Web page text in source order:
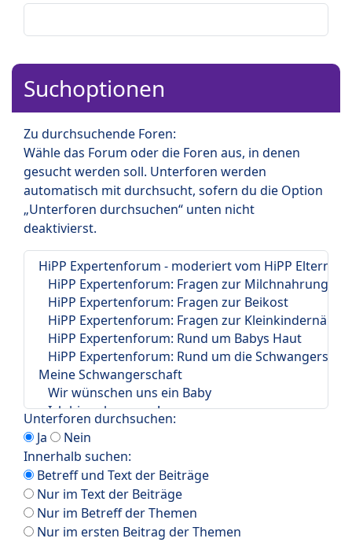
Suchoptionen
Zu durchsuchende Foren:
Wähle das Forum oder die Foren aus, in denen
gesucht werden soll. Unterforen werden
automatisch mit durchsucht, sofern du die Option
„Unterforen durchsuchen“ unten nicht
deaktivierst.
Unterforen durchsuchen:
Ja
Nein
Innerhalb suchen:
Betreff und Text der Beiträge
Nur im Text der Beiträge
Nur im Betreff der Themen
Nur im ersten Beitrag der Themen